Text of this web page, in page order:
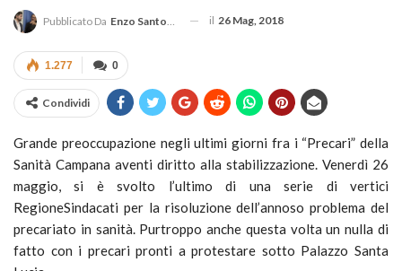
Pubblicato Da Enzo Santoro il 26 Mag, 2018
0
1.277
Condividi
Grande preoccupazione negli ultimi giorni fra i “Precari” della
Sanità Campana aventi diritto alla stabilizzazione. Venerdì 26
maggio, si è svolto l’ultimo di una serie di vertici
RegioneSindacati per la risoluzione dell’annoso problema del
precariato in sanità. Purtroppo anche questa volta un nulla di
fatto con i precari pronti a protestare sotto Palazzo Santa